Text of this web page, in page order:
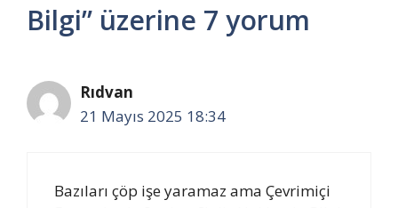
Bilgi” üzerine 7 yorum
Rıdvan
21 Mayıs 2025 18:34
Bazıları çöp işe yaramaz ama Çevrimiçi